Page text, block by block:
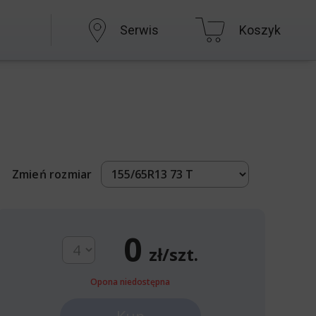
Serwis Koszyk
Zmień rozmiar
0 zł/szt.
Opona niedostępna